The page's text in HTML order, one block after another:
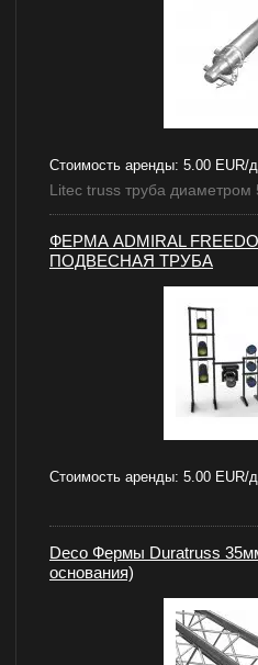
Стоимость аренды: 5.00 EUR/
Litec truss труба диаметром
ФЕРМА ADMIRAL
ПОДВЕСНАЯ ТРУБА
Стоимость аренды: 5.00 EUR/
Deco Фермы Duratruss
основания)